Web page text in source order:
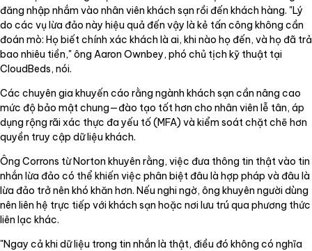
đăng nhập nhắm vào nhân viên khách sạn rồi đến khách hàng. "Lý
do các vụ lừa đảo này hiệu quả đến vậy là kẻ tấn công không cần
đoán mò: Họ biết chính xác khách là ai, khi nào họ đến, và họ đã trả
bao nhiêu tiền," ông Aaron Ownbey, phó chủ tịch kỹ thuật tại
CloudBeds, nói.
Các chuyên gia khuyến cáo rằng ngành khách sạn cần nâng cao
mức độ bảo mật chung—đào tạo tốt hơn cho nhân viên lễ tân, áp
dụng rộng rãi xác thực đa yếu tố (MFA) và kiểm soát chặt chẽ hơn
quyền truy cập dữ liệu khách.
Ông Corrons từ Norton khuyên rằng, việc đưa thông tin thật vào tin
nhắn lừa đảo có thể khiến việc phân biệt đâu là hợp pháp và đâu là
lừa đảo trở nên khó khăn hơn. Nếu nghi ngờ, ông khuyên người dùng
nên liên hệ trực tiếp với khách sạn hoặc nơi lưu trú qua phương thức
liên lạc khác.
"Ngay cả khi dữ liệu trong tin nhắn là thật, điều đó không có nghĩa